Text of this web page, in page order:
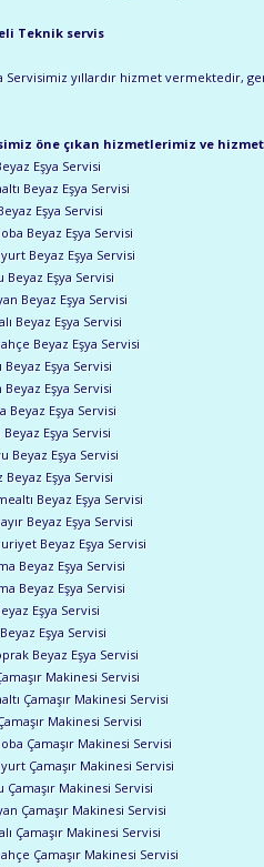
Teknik servis
Servisimiz yıllardır hizmet vermektedir,
öne çıkan hizmetlerimiz ve
Eşya Servisi
Beyaz Eşya Servisi
Eşya Servisi
Beyaz Eşya Servisi
Beyaz Eşya Servisi
Beyaz Eşya Servisi
Beyaz Eşya Servisi
Beyaz Eşya Servisi
Beyaz Eşya Servisi
Beyaz Eşya Servisi
Eşya Servisi
Beyaz Eşya Servisi
Beyaz Eşya Servisi
Beyaz Eşya Servisi
Beyaz Eşya Servisi
Beyaz Eşya Servisi
Beyaz Eşya Servisi
Beyaz Eşya Servisi
Beyaz Eşya Servisi
Beyaz Eşya Servisi
Eşya Servisi
Eşya Servisi
Beyaz Eşya Servisi
Makinesi Servisi
Çamaşır Makinesi Servisi
Makinesi Servisi
Çamaşır Makinesi Servisi
Çamaşır Makinesi Servisi
Çamaşır Makinesi Servisi
Çamaşır Makinesi Servisi
Çamaşır Makinesi Servisi
Çamaşır Makinesi Servisi